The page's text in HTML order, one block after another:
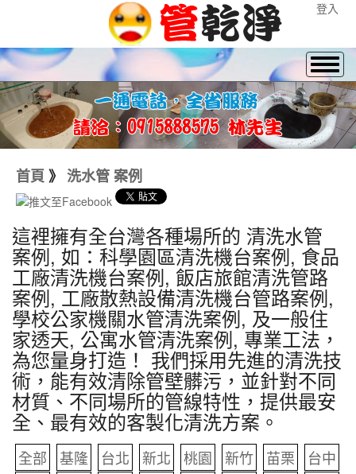
登入
首頁 》 洗水管 案例
這裡擁有全台灣各種場所的 清洗水管
案例, 如：科學園區清洗機台案例, 食品
工廠清洗機台案例, 飯店旅館清洗管路
案例, 工廠散熱設備清洗機台管路案例,
學校公家機關水管清洗案例, 及一般住
家透天, 公寓水管清洗案例, 專業工法，
為您量身打造！ 我們採用先進的清洗技
術，能有效清除管壁髒污，並針對不同
材質、不同場所的管線特性，提供最安
全、最有效的客製化清洗方案。
全部 基隆 台北 新北 桃園 新竹 苗栗
台中